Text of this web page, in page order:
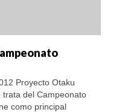
Proyecto Otaku
del Campeonato
como principal